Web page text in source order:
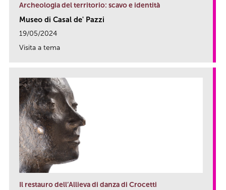
Archeologia del territorio: scavo e identità
Museo di Casal de' Pazzi
19/05/2024
Visita a tema
Il restauro dell’Allieva di danza di Crocetti